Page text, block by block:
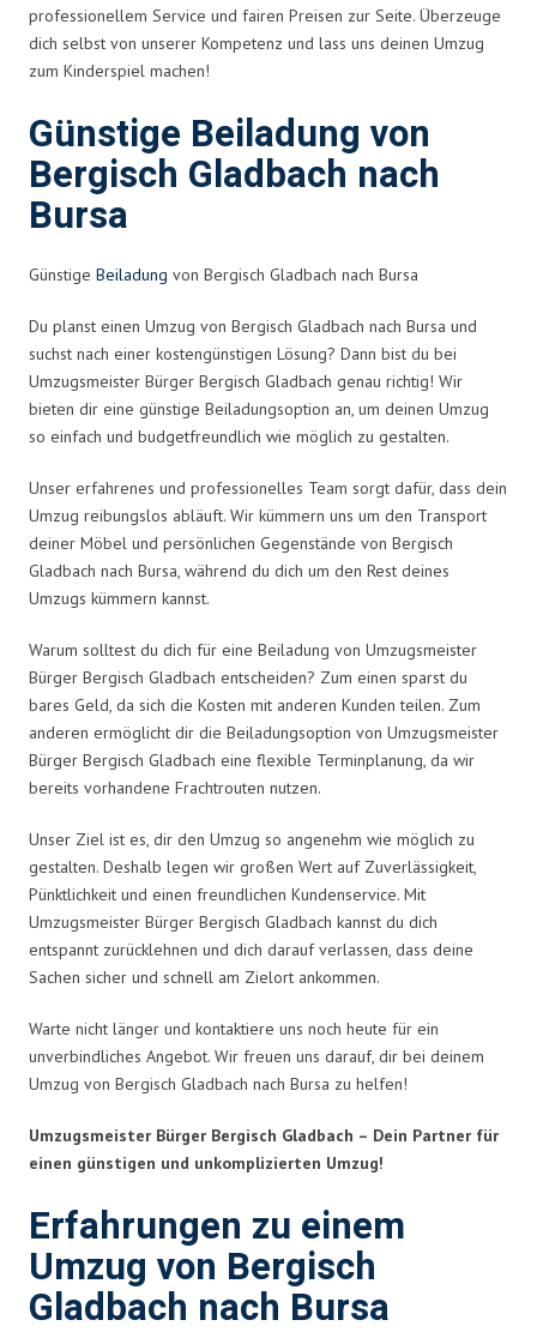
professionellem Service und fairen Preisen zur Seite. Überzeuge
dich selbst von unserer Kompetenz und lass uns deinen Umzug
zum Kinderspiel machen!
Günstige Beiladung von
Bergisch Gladbach nach
Bursa
Günstige Beiladung von Bergisch Gladbach nach Bursa
Du planst einen Umzug von Bergisch Gladbach nach Bursa und
suchst nach einer kostengünstigen Lösung? Dann bist du bei
Umzugsmeister Bürger Bergisch Gladbach genau richtig! Wir
bieten dir eine günstige Beiladungsoption an, um deinen Umzug
so einfach und budgetfreundlich wie möglich zu gestalten.
Unser erfahrenes und professionelles Team sorgt dafür, dass dein
Umzug reibungslos abläuft. Wir kümmern uns um den Transport
deiner Möbel und persönlichen Gegenstände von Bergisch
Gladbach nach Bursa, während du dich um den Rest deines
Umzugs kümmern kannst.
Warum solltest du dich für eine Beiladung von Umzugsmeister
Bürger Bergisch Gladbach entscheiden? Zum einen sparst du
bares Geld, da sich die Kosten mit anderen Kunden teilen. Zum
anderen ermöglicht dir die Beiladungsoption von Umzugsmeister
Bürger Bergisch Gladbach eine flexible Terminplanung, da wir
bereits vorhandene Frachtrouten nutzen.
Unser Ziel ist es, dir den Umzug so angenehm wie möglich zu
gestalten. Deshalb legen wir großen Wert auf Zuverlässigkeit,
Pünktlichkeit und einen freundlichen Kundenservice. Mit
Umzugsmeister Bürger Bergisch Gladbach kannst du dich
entspannt zurücklehnen und dich darauf verlassen, dass deine
Sachen sicher und schnell am Zielort ankommen.
Warte nicht länger und kontaktiere uns noch heute für ein
unverbindliches Angebot. Wir freuen uns darauf, dir bei deinem
Umzug von Bergisch Gladbach nach Bursa zu helfen!
Umzugsmeister Bürger Bergisch Gladbach – Dein Partner für
einen günstigen und unkomplizierten Umzug!
Erfahrungen zu einem
Umzug von Bergisch
Gladbach nach Bursa